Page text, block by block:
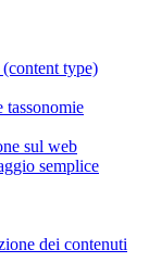
type)
tassonomie
sul web
semplice
dei contenuti